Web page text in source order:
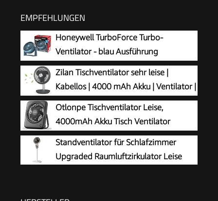
EMPFEHLUNGEN
Honeywell TurboForce Turbo-
Ventilator - blau Ausführung
(Geräuscharme Kühlung, verstellbarer
Neigungswinkel bis zu 90°, 3
Geschwindigkeitseinstellungen, Wandmontage,
Tischventilator) HT900NE4
Zilan Tischventilator sehr leise |
Kabellos | 4000 mAh Akku | Ventilator |
90° neigbar | Schreibtischventilator |
Windmaschine | Luftkühler | Energiesparend | 4
Stufen | 15 h kabelloser Betrieb
Otlonpe Tischventilator Leise,
4000mAh Akku Tisch Ventilator
Tragbar, 4-Speed Tischventilatoren
Klein, 180° Klappbarer USB Ventilator für Büro,
Schlafzimmer, Reisen
Standventilator für Schlafzimmer
Upgraded Raumluftzirkulator Leise